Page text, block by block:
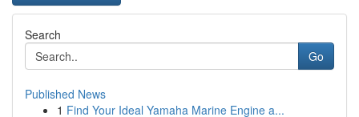
Search
Go
Published News
1 Find Your Ideal Yamaha Marine Engine a...